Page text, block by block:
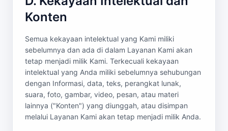
Konten
Semua kekayaan intelektual yang Kami miliki
sebelumnya dan ada di dalam Layanan Kami akan
tetap menjadi milik Kami. Terkecuali kekayaan
intelektual yang Anda miliki sebelumnya sehubungan
dengan Informasi, data, teks, perangkat lunak,
suara, foto, gambar, video, pesan, atau materi
lainnya ("Konten") yang diunggah, atau disimpan
melalui Layanan Kami akan tetap menjadi milik Anda.